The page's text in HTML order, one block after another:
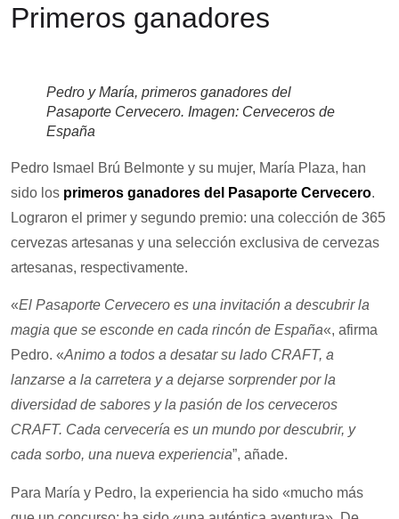
Primeros ganadores
Pedro y María, primeros ganadores del
Pasaporte Cervecero. Imagen: Cerveceros de
España
Pedro Ismael Brú Belmonte y su mujer, María Plaza, han
sido los primeros ganadores del Pasaporte Cervecero.
Lograron el primer y segundo premio: una colección de 365
cervezas artesanas y una selección exclusiva de cervezas
artesanas, respectivamente.
«El Pasaporte Cervecero es una invitación a descubrir la
magia que se esconde en cada rincón de España«, afirma
Pedro. «Animo a todos a desatar su lado CRAFT, a
lanzarse a la carretera y a dejarse sorprender por la
diversidad de sabores y la pasión de los cerveceros
CRAFT. Cada cervecería es un mundo por descubrir, y
cada sorbo, una nueva experiencia”, añade.
Para María y Pedro, la experiencia ha sido «mucho más